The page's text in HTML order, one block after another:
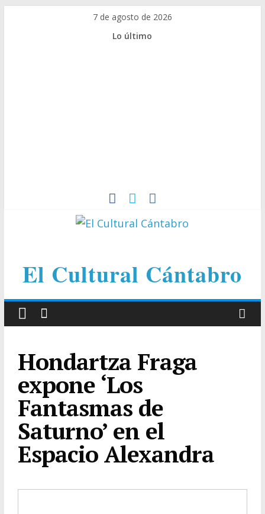
7 de agosto de 2026
Lo último
El Cultural Cántabro
Hondartza Fraga
expone ‘Los
Fantasmas de
Saturno’ en el
Espacio Alexandra